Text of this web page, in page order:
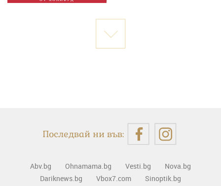
Последвай ни във:
Abv.bg Ohnamama.bg Vesti.bg
Nova.bg
Dariknews.bg
Vbox7.com Sinoptik.bg